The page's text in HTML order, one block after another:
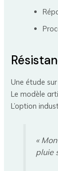
Une étude
Le modèle
L’option
«
pluie